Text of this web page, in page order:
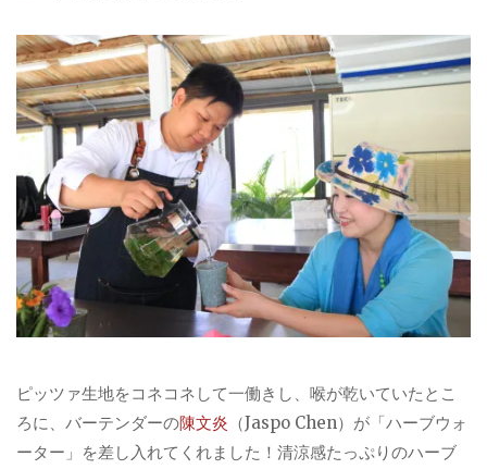
ピッツァ生地をコネコネして一働きし、喉が乾いていたとこ
ろに、バーテンダーの陳文炎 （Jaspo Chen）が「ハーブウォ
ーター」を差し入れてくれました！清涼感たっぷりのハーブ